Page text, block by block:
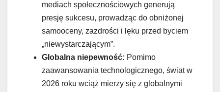
mediach społecznościowych generują
presję sukcesu, prowadząc do obniżonej
samooceny, zazdrości i lęku przed byciem
„niewystarczającym”.
Globalna niepewność: Pomimo
zaawansowania technologicznego, świat w
2026 roku wciąż mierzy się z globalnymi